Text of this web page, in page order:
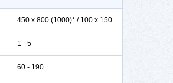
450 x 800 (1000)* / 100 x 150
1 - 5
60 - 190